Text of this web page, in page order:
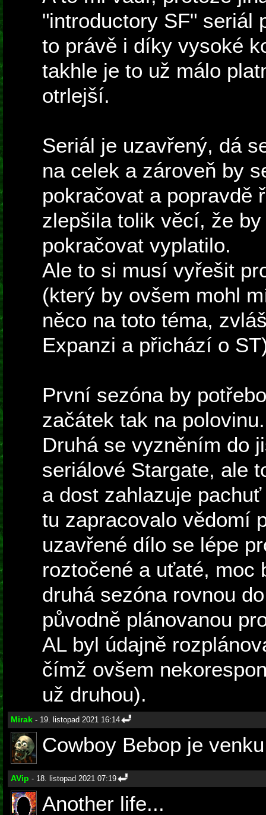
"introductory SF" seriál
to právě i díky vysoké
takhle je to už málo
otrlejší.
Seriál je uzavřený, dá
na celek a zároveň by
pokračovat a popravdě
zlepšila tolik věcí, že
pokračovat vyplatilo.
Ale to si musí vyřešit
(který by ovšem mohl
něco na toto téma,
Expanzi a přichází o
První sezóna by
začátek tak na polovinu.
Druhá se vyzněním do
seriálové Stargate, ale
a dost zahlazuje
tu zapracovalo vědomí
uzavřené dílo se lépe
roztočené a uťaté, moc
druhá sezóna rovnou
původně plánovanou
AL byl údajně
čímž ovšem
už druhou).
Mirak - 19. listopad 2021 16:14
Cowboy Bebop je
AVip - 18. listopad 2021 07:19
Another life...